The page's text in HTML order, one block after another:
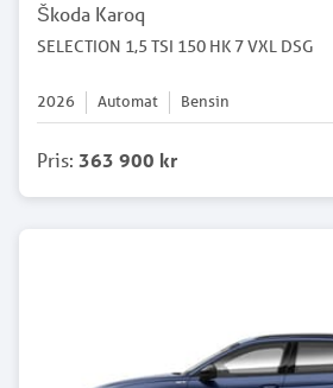
Škoda Karoq
SELECTION 1,5 TSI 150 HK 7 VXL DSG
2026 Automat Bensin
Pris: 363 900 kr